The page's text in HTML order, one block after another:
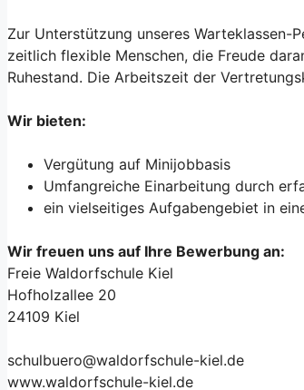
Zur Unterstützung unseres
zeitlich flexible Menschen, die Freude
Ruhestand. Die Arbeitszeit der
Wir bieten:
Vergütung auf Minijobbasis
Umfangreiche Einarbeitung durch
ein vielseitiges Aufgabengebiet in
Wir freuen uns auf Ihre Bewerbung an:
Freie Waldorfschule Kiel
Hofholzallee 20
24109 Kiel
schulbuero@waldorfschule-kiel.de
www.waldorfschule-kiel.de